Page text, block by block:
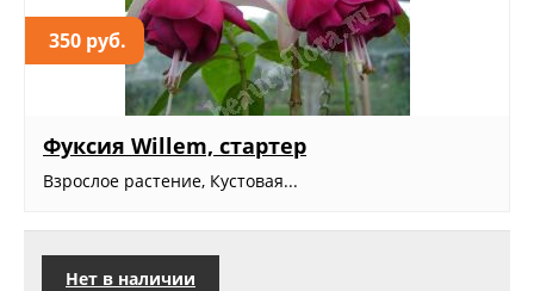
350 руб.
Фуксия Willem, стартер
Взрослое растение, Кустовая...
Нет в наличии